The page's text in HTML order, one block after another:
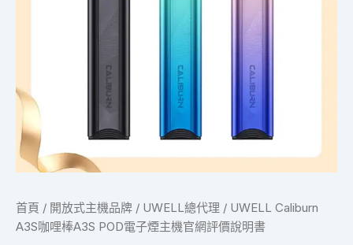
首頁 / 開放式主機品牌 / UWELL總代理 / UWELL Caliburn
A3S咖哩棒A3S POD電子煙主機官網評價說明書
評
說
明
書
數